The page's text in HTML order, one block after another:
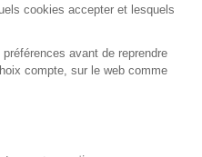
cookies accepter et lesquels
avant de reprendre
compte, sur le web comme